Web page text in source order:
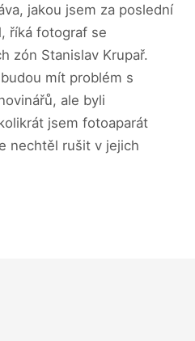
jakou jsem za poslední
říká fotograf se
zón Stanislav Krupař.
mít problém s
ale byli
jsem fotoaparát
nechtěl rušit v jejich